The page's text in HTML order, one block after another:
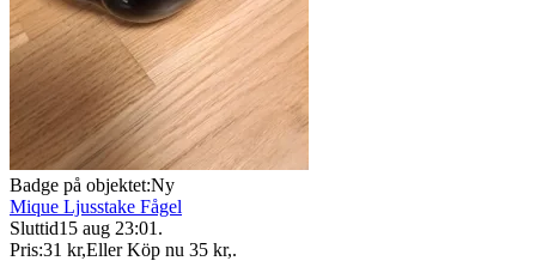
Badge på objektet:Ny
Mique Ljusstake Fågel
Sluttid15 aug 23:01 .
Pris:31 kr,Eller Köp nu 35 kr,.